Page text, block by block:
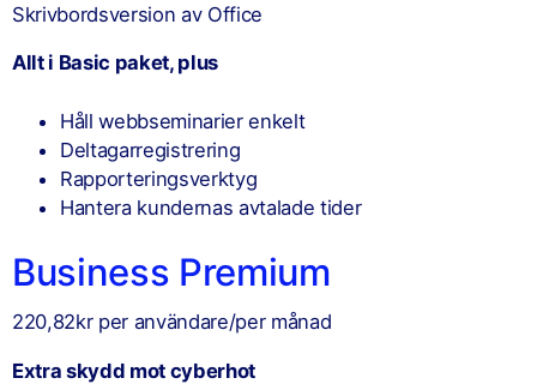
Skrivbordsversion av Office
Allt i Basic paket, plus
Håll webbseminarier enkelt
Deltagarregistrering
Rapporteringsverktyg
Hantera kundernas avtalade tider
Business Premium
220,82kr per användare/per månad
Extra skydd mot cyberhot